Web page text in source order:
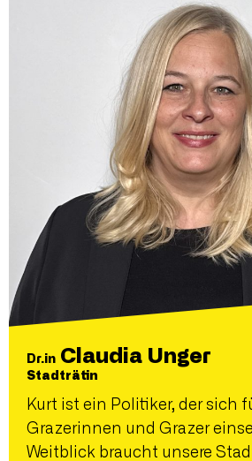
Dr.in Claudia Unger
Stadträtin
Kurt ist ein Politiker, der sich
Grazerinnen und Grazer
Weitblick braucht unsere